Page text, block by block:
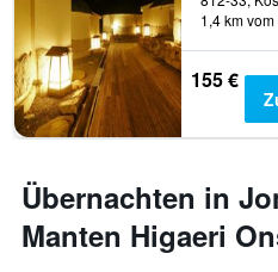
1,4 km
155 €
Übernachten in
Manten Higaeri